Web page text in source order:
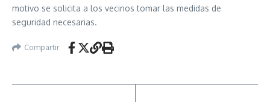
motivo se solicita a los vecinos tomar las medidas de
seguridad necesarias.
Compartir